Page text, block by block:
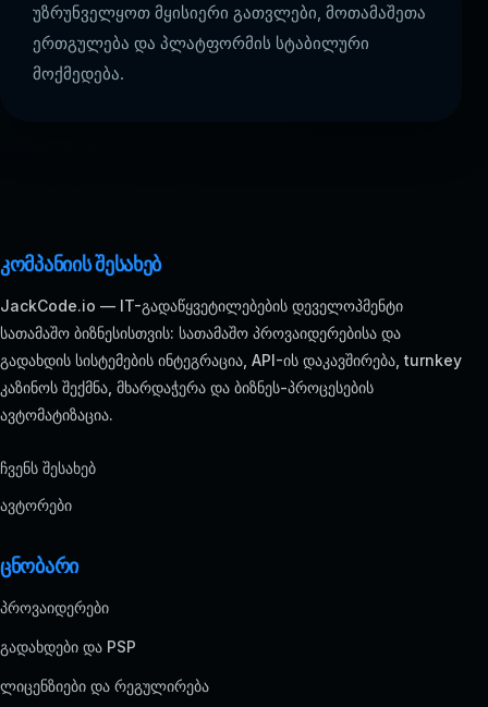
უზრუნველყოთ მყისიერი გათვლები, მოთამაშეთა
ერთგულება და პლატფორმის სტაბილური
მოქმედება.
კომპანიის შესახებ
JackCode.io — IT-გადაწყვეტილებების დეველოპმენტი
სათამაშო ბიზნესისთვის: სათამაშო პროვაიდერებისა და
გადახდის სისტემების ინტეგრაცია, API-ის დაკავშირება, turnkey
კაზინოს შექმნა, მხარდაჭერა და ბიზნეს-პროცესების
ავტომატიზაცია.
ჩვენს შესახებ
ავტორები
ცნობარი
პროვაიდერები
გადახდები და PSP
ლიცენზიები და რეგულირება